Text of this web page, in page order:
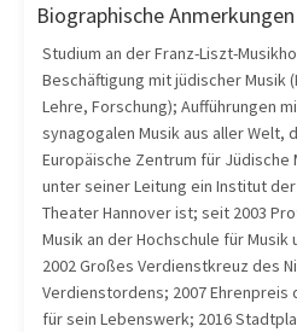
Biographische Anmerkungen
Studium an der Franz-Liszt-
Beschäftigung mit jüdischer
Lehre, Forschung); Aufführungen
synagogalen Musik aus aller Welt,
Europäische Zentrum für Jüdische
unter seiner Leitung ein Institut
Theater Hannover ist; seit 2003
Musik an der Hochschule für Musik
2002 Großes Verdienstkreuz des
Verdienstordens; 2007 Ehrenpreis
für sein Lebenswerk; 2016